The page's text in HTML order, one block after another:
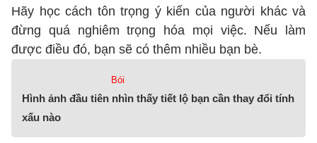
Hãy học cách tôn trọng ý kiến của người khác và
đừng quá nghiêm trọng hóa mọi việc. Nếu làm
được điều đó, bạn sẽ có thêm nhiều bạn bè.
Bói
Hình ảnh đầu tiên nhìn thấy tiết lộ bạn cần thay đổi tính
xấu nào